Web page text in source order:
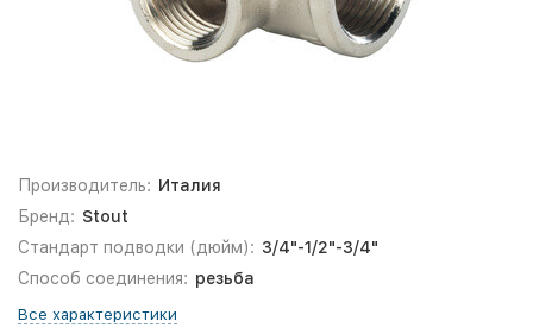
Производитель: Италия
Бренд: Stout
Стандарт подводки (дюйм): 3/4"-1/2"-3/4"
Способ соединения: резьба
Все характеристики